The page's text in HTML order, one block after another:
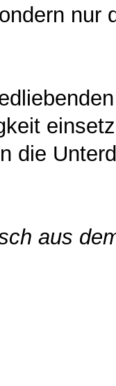
nur
die
aus